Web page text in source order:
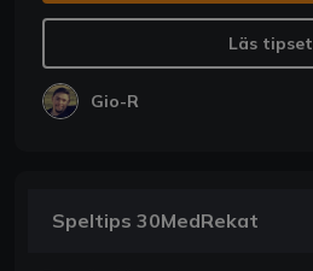
Läs tipset
Gio-R
Speltips 30MedRekat